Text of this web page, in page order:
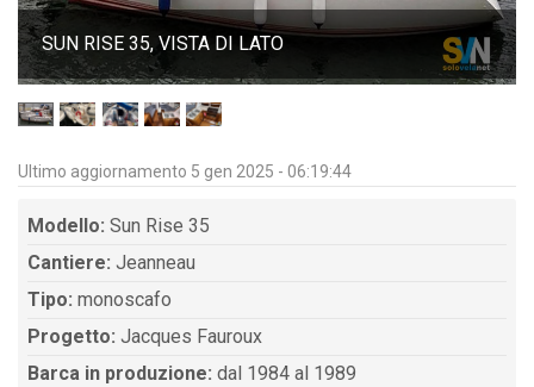
SUN RISE 35, VISTA DI LATO
Ultimo aggiornamento 5 gen 2025 - 06:19:44
Modello: Sun Rise 35
Cantiere: Jeanneau
Tipo: monoscafo
Progetto: Jacques Fauroux
Barca in produzione:
dal 1984 al 1989